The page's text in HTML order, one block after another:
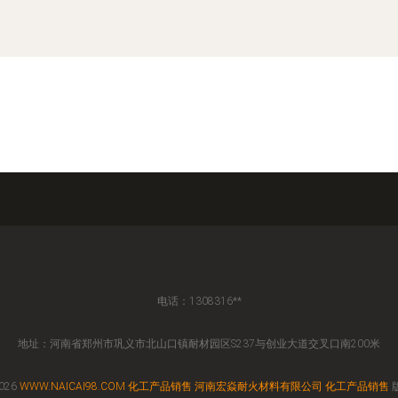
电话：1308316**
地址：河南省郑州市巩义市北山口镇耐材园区S237与创业大道交叉口南200米
WWW.NAICAI98.COM 化工产品销售 河南宏焱耐火材料有限公司 化工产品销售